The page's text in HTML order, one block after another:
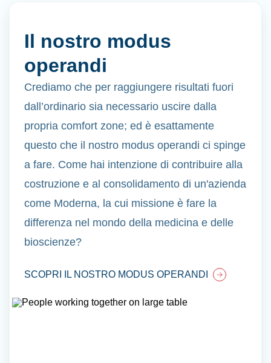
Il nostro modus
operandi
Crediamo che per raggiungere risultati fuori
dall’ordinario sia necessario uscire dalla
propria comfort zone; ed è esattamente
questo che il nostro modus operandi ci spinge
a fare. Come hai intenzione di contribuire alla
costruzione e al consolidamento di un'azienda
come Moderna, la cui missione è fare la
differenza nel mondo della medicina e delle
bioscienze?
SCOPRI IL NOSTRO MODUS OPERANDI